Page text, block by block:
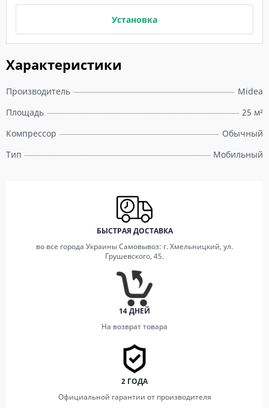
Характеристики
Производитель
Midea
Площадь
25 м²
Компрессор
Обычный
Тип
Мобильный
Установка
БЫСТРАЯ ДОСТАВКА
во все города Украины Самовывоз: г. Хмельницкий, ул.
Грушевского, 45.
14 ДНЕЙ
На возврат товара
2 ГОДА
Официальной гарантии от производителя